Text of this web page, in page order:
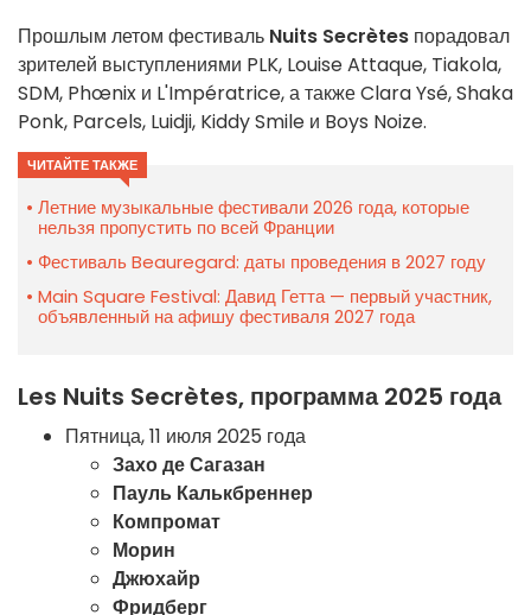
Прошлым летом фестиваль Nuits Secrètes порадовал
зрителей выступлениями PLK, Louise Attaque, Tiakola,
SDM, Phœnix и L'Impératrice, а также Clara Ysé, Shaka
Ponk, Parcels, Luidji, Kiddy Smile и Boys Noize.
ЧИТАЙТЕ ТАКЖЕ
Летние музыкальные фестивали 2026 года, которые
нельзя пропустить по всей Франции
Фестиваль Beauregard: даты проведения в 2027 году
Main Square Festival: Давид Гетта — первый участник,
объявленный на афишу фестиваля 2027 года
Les Nuits Secrètes, программа 2025 года
Пятница, 11 июля 2025 года
Захо де Сагазан
Пауль Калькбреннер
Компромат
Морин
Джюхайр
Фридберг